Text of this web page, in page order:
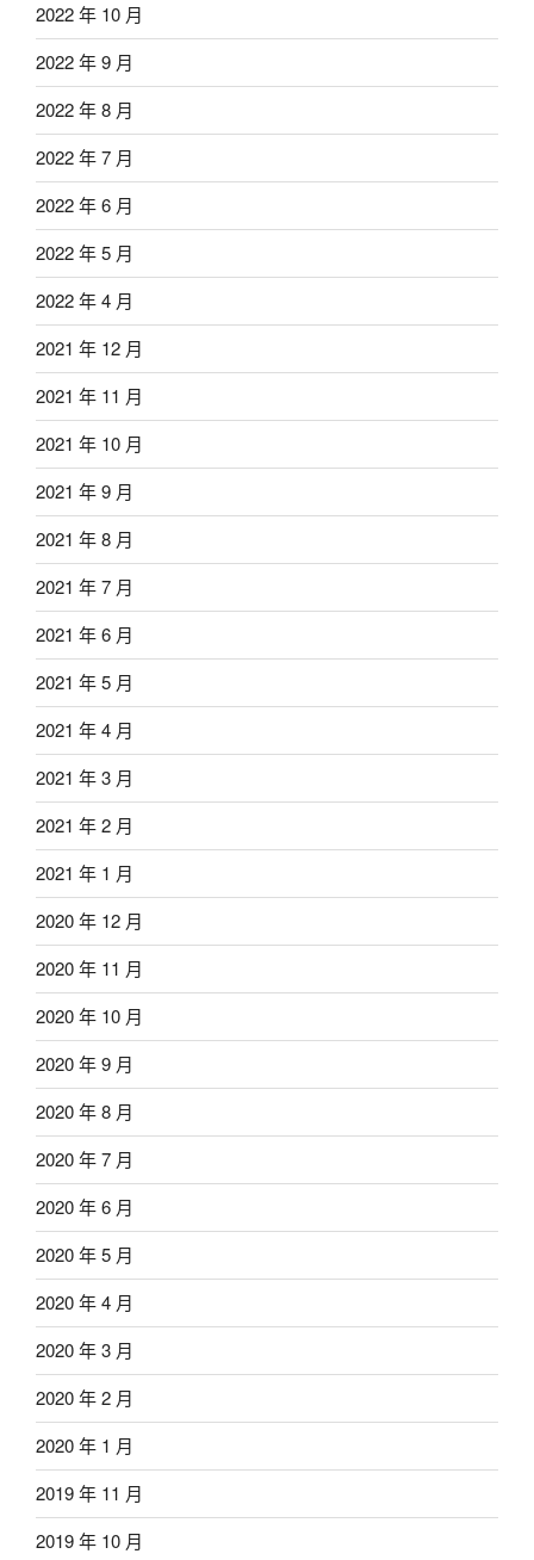
2022 年 10 月
2022 年 9 月
2022 年 8 月
2022 年 7 月
2022 年 6 月
2022 年 5 月
2022 年 4 月
2021 年 12 月
2021 年 11 月
2021 年 10 月
2021 年 9 月
2021 年 8 月
2021 年 7 月
2021 年 6 月
2021 年 5 月
2021 年 4 月
2021 年 3 月
2021 年 2 月
2021 年 1 月
2020 年 12 月
2020 年 11 月
2020 年 10 月
2020 年 9 月
2020 年 8 月
2020 年 7 月
2020 年 6 月
2020 年 5 月
2020 年 4 月
2020 年 3 月
2020 年 2 月
2020 年 1 月
2019 年 11 月
2019 年 10 月